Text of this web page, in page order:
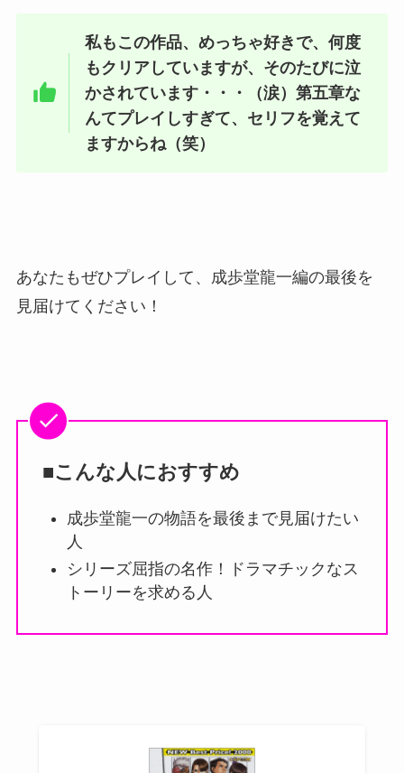
私もこの作品、めっちゃ好きで、何度
もクリアしていますが、そのたびに泣
かされています・・・（涙）第五章な
んてプレイしすぎて、セリフを覚えて
ますからね（笑）
あなたもぜひプレイして、成歩堂龍一編の最後を
見届けてください！
■こんな人におすすめ
成歩堂龍一の物語を最後まで見届けたい
人
シリーズ屈指の名作！ドラマチックなス
トーリーを求める人